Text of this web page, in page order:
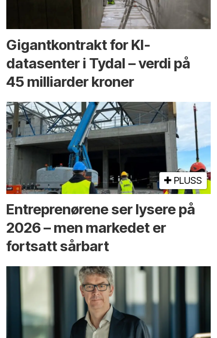
Gigantkontrakt for KI-
datasenter i Tydal – verdi på
45 milliarder kroner
PLUSS
Entreprenørene ser lysere på
2026 – men markedet er
fortsatt sårbart